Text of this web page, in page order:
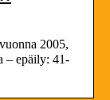
2005,
– epäily: 41-